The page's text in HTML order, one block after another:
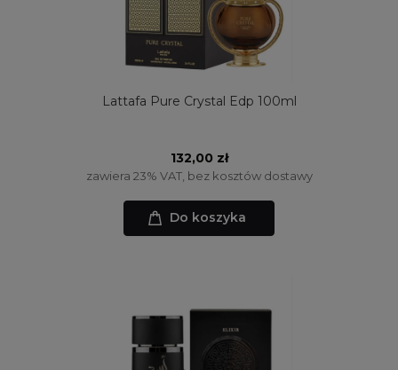
Lattafa Pure Crystal Edp 100ml
132,00 zł
zawiera 23% VAT, bez kosztów dostawy
Do koszyka